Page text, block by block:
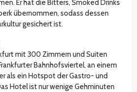
Er hat die Bitters, Smoked Drinks
übernommen, sodass dessen
gesichert ist.
mit 300 Zimmern und Suiten
Bahnhofsviertel, an einem
als ein Hotspot der Gastro- und
Hotel ist nur wenige Gehminuten